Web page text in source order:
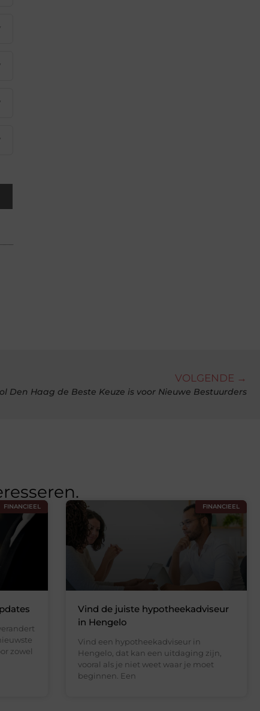
VOLGENDE →
Den Haag de Beste Keuze is voor Nieuwe Bestuurders
FINANCIEEL
zowel
FINANCIEEL
Vind de juiste hypotheekadviseur
in Hengelo
Vind een hypotheekadviseur in
Hengelo, dat kan een uitdaging zijn,
vooral als je niet weet waar je moet
beginnen. Een